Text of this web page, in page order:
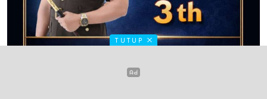
TUTUP